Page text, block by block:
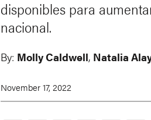
disponibles para
nacional.
By: Molly Caldwell, Natalia
November 17, 2022